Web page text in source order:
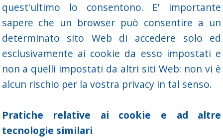
quest'ultimo lo consentono. E' importante
sapere che un browser può consentire a un
determinato sito Web di accedere solo ed
esclusivamente ai cookie da esso impostati e
non a quelli impostati da altri siti Web: non vi è
alcun rischio per la vostra privacy in tal senso.
Pratiche relative ai cookie e ad altre
tecnologie similari